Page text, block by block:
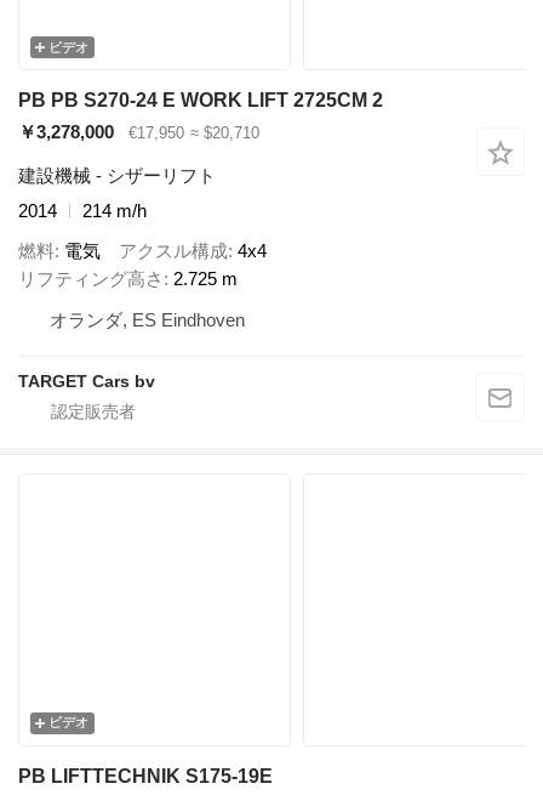
ビデオ
PB PB S270-24 E WORK LIFT 2725CM 2
￥3,278,000
€17,950 ≈ $20,710
建設機械 - シザーリフト
2014
214 m/h
燃料 電気 アクスル構成 4x4
リフティング高さ
2.725 m
オランダ, ES Eindhoven
TARGET Cars bv
ビデオ
PB LIFTTECHNIK S175-19E